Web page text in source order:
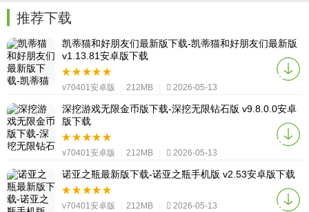
推荐下载
凯蒂猫和好朋友们最新版下载-凯蒂猫和好朋友们最新版
v1.13.81安卓版下载
v70401安卓版 212MB 2026-05-13
深挖游戏无限金币版下载-深挖无限钻石版 v9.8.0.0安卓
版下载
v70401安卓版 212MB 2026-05-13
诺亚之瓶最新版下载-诺亚之瓶手机版 v2.53安卓版下载
v70401安卓版 212MB 2026-05-13